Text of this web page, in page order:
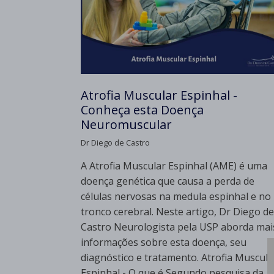
Atrofia Muscular Espinhal -
Conheça esta Doença
Neuromuscular
Dr Diego de Castro
A Atrofia Muscular Espinhal (AME) é uma
doença genética que causa a perda de
células nervosas na medula espinhal e no
tronco cerebral. Neste artigo, Dr Diego de
Castro Neurologista pela USP aborda
informações sobre esta doença, seu
diagnóstico e tratamento. Atrofia